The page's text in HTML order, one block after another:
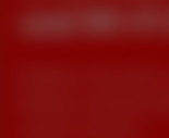
und Wi-